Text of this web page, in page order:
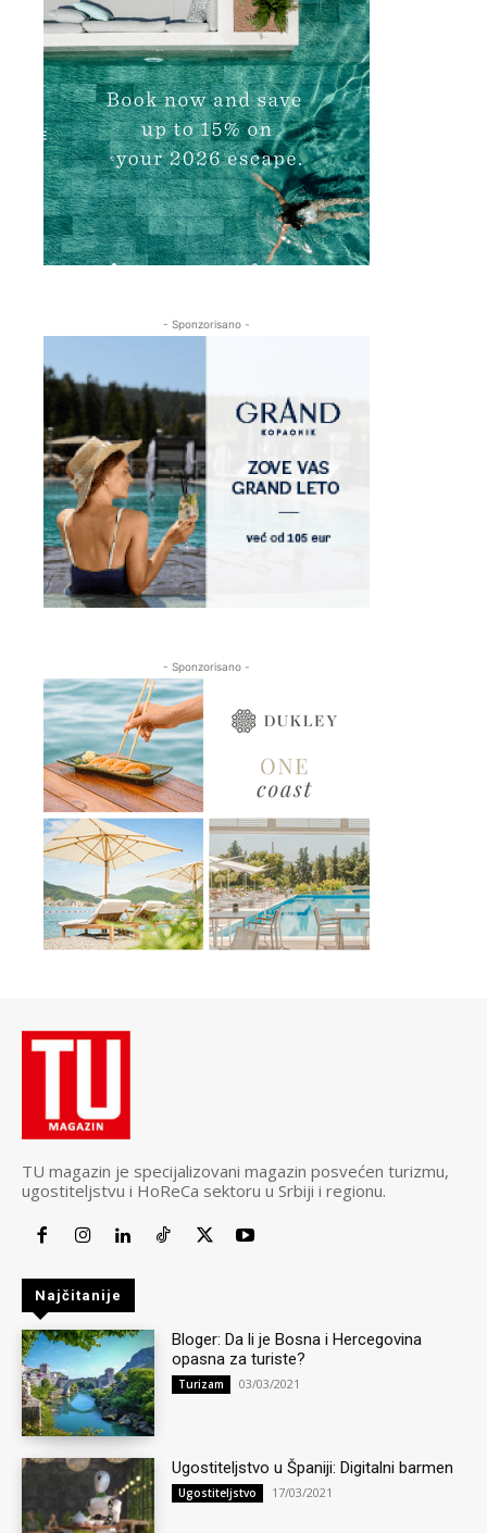
- Sponzorisano -
- Sponzorisano -
TU magazin je specijalizovani magazin posvećen turizmu,
ugostiteljstvu i HoReCa sektoru u Srbiji i regionu.
Najčitanije
Bloger: Da li je Bosna i Hercegovina
opasna za turiste?
Turizam 03/03/2021
Ugostiteljstvo u Španiji: Digitalni barmen
Ugostiteljstvo 17/03/2021